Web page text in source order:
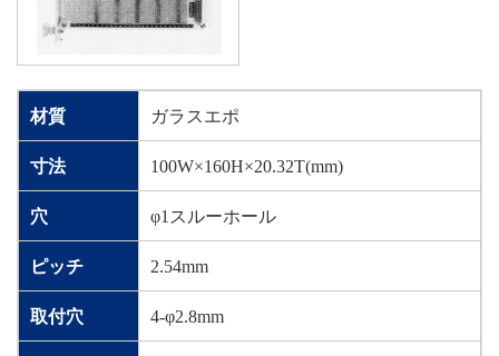
材質 ガラスエポ
寸法 100W×160H×20.32T(mm)
穴 φ1スルーホール
ピッチ 2.54mm
取付穴 4-φ2.8mm